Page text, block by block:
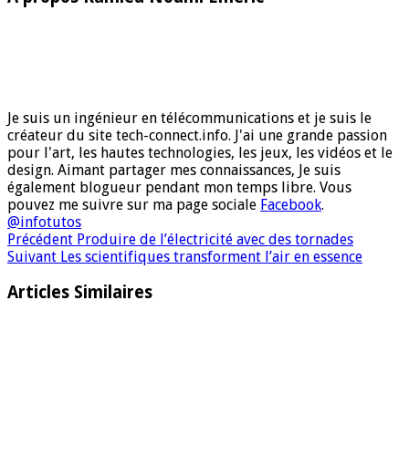
Je suis un ingénieur en télécommunications et je suis le
créateur du site tech-connect.info. J'ai une grande passion
pour l'art, les hautes technologies, les jeux, les vidéos et le
design. Aimant partager mes connaissances, Je suis
également blogueur pendant mon temps libre. Vous
pouvez me suivre sur ma page sociale Facebook.
@infotutos
Précédent Produire de l’électricité avec des tornades
Suivant Les scientifiques transforment l’air en essence
Articles Similaires